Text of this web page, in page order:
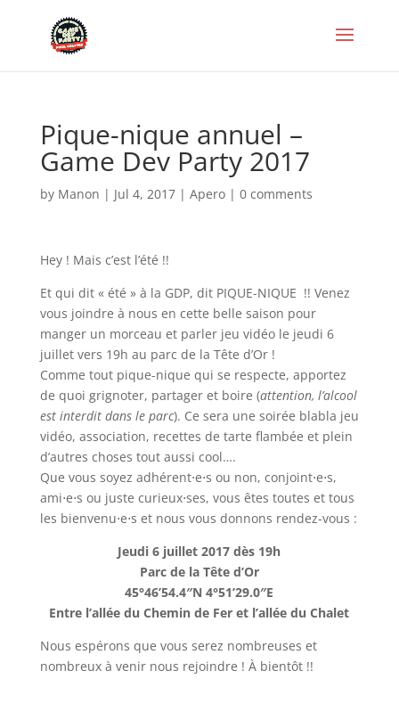
Pique-nique annuel –
Game Dev Party 2017
by Manon | Jul 4, 2017| Apero| 0 comments
Hey ! Mais c’est l’été !!
Et qui dit « été » à la GDP, dit PIQUE-NIQUE !! Venez
vous joindre à nous en cette belle saison pour
manger un morceau et parler jeu vidéo le jeudi 6
juillet vers 19h au parc de la Tête d’Or !
Comme tout pique-nique qui se respecte, apportez
de quoi grignoter, partager et boire (attention, l’alcool
est interdit dans le parc). Ce sera une soirée blabla jeu
vidéo, association, recettes de tarte flambée et plein
d’autres choses tout aussi cool….
Que vous soyez adhérent⋅e⋅s ou non, conjoint⋅e⋅s,
ami⋅e⋅s ou juste curieux⋅ses, vous êtes toutes et tous
les bienvenu⋅e⋅s et nous vous donnons rendez-vous :
Jeudi 6 juillet 2017 dès 19h
Parc de la Tête d’Or
45°46’54.4″N 4°51’29.0″E
Entre l’allée du Chemin de Fer et l’allée du Chalet
Nous espérons que vous serez nombreuses et
nombreux à venir nous rejoindre ! À bientôt !!